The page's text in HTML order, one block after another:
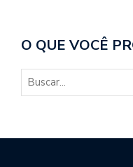
O QUE VOCÊ